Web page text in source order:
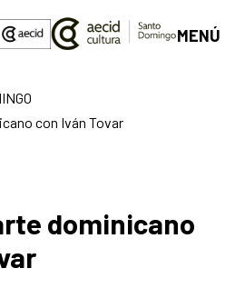
MENÚ
con Iván Tovar
dominicano